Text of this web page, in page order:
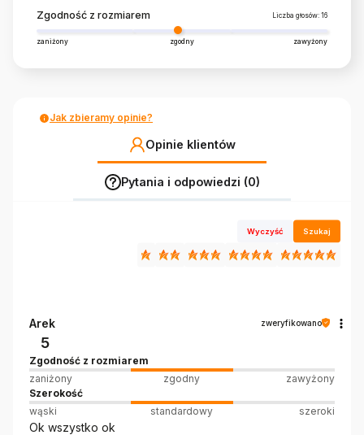
Zgodność z rozmiarem Liczba głosów: 16
zaniżony zgodny zawyżony
Jak zbieramy opinie?
Opinie klientów
Pytania i odpowiedzi (0)
Wyczyść Szukaj
Arek zweryfikowano
5
Zgodność z rozmiarem
zaniżony
zgodny
zawyżony
Szerokość
wąski
standardowy szeroki
Ok wszystko ok